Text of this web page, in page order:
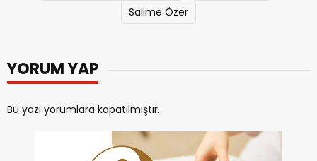
Salime Özer
YORUM YAP
Bu yazı yorumlara kapatılmıştır.